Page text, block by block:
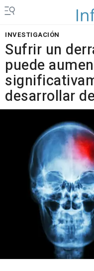
INVESTIGACIÓN
Sufrir un
puede
desarrollar